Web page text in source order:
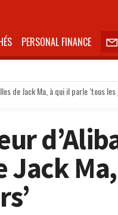
PERSONAL FINANCE 
de Jack Ma, à qui il parle ‘tous les
Jack